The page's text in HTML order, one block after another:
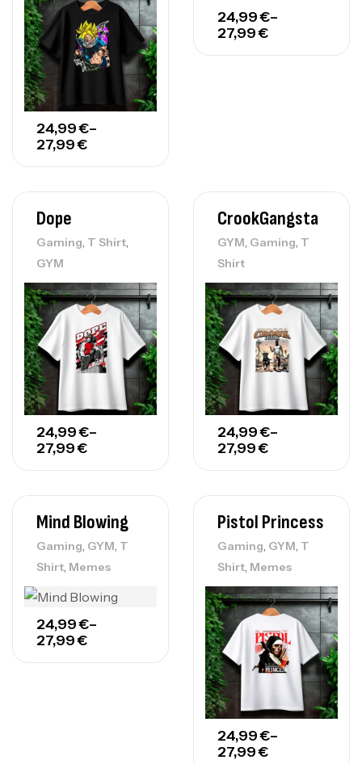
24,99€–
27,99€
24,99€–
27,99€
Dope
Gaming, T Shirt,
GYM
24,99€–
27,99€
CrookGangsta
GYM, Gaming, T
Shirt
24,99€–
27,99€
Mind Blowing
Gaming, GYM, T
Shirt, Memes
24,99€–
27,99€
Pistol Princess
Gaming, GYM, T
Shirt, Memes
24,99€–
27,99€